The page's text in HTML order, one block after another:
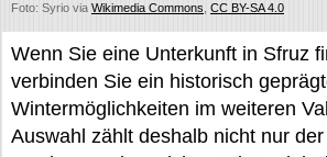
Foto: Syrio via Wikimedia Commons CC BY-SA 4.0
Wenn Sie eine Unterkunft in Sfruz
verbinden Sie ein historisch
Wintermöglichkeiten im weiteren
Auswahl zählt deshalb nicht nur